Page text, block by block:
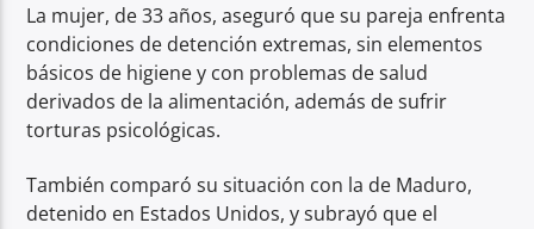
La mujer, de 33 años, aseguró que su pareja enfrenta
condiciones de detención extremas, sin elementos
básicos de higiene y con problemas de salud
derivados de la alimentación, además de sufrir
torturas psicológicas.
También comparó su situación con la de Maduro,
detenido en Estados Unidos, y subrayó que el